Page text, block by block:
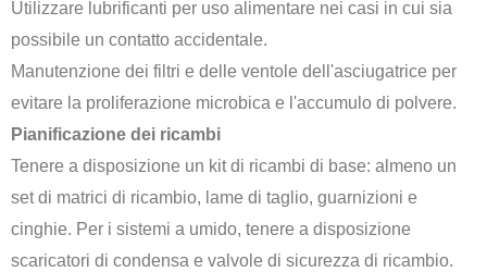
Utilizzare lubrificanti per uso alimentare nei casi in cui sia
possibile un contatto accidentale.
Manutenzione dei filtri e delle ventole dell'asciugatrice per
evitare la proliferazione microbica e l'accumulo di polvere.
Pianificazione dei ricambi
Tenere a disposizione un kit di ricambi di base: almeno un
set di matrici di ricambio, lame di taglio, guarnizioni e
cinghie. Per i sistemi a umido, tenere a disposizione
scaricatori di condensa e valvole di sicurezza di ricambio.